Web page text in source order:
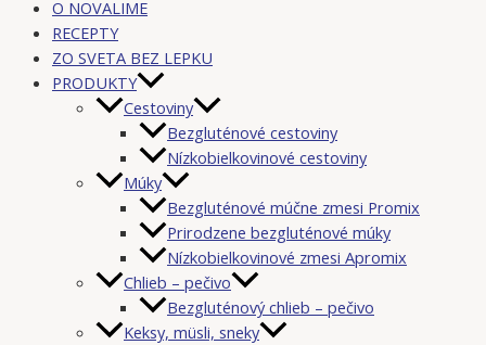
O NOVALIME
RECEPTY
ZO SVETA BEZ LEPKU
PRODUKTY
Cestoviny
Bezgluténové cestoviny
Nízkobielkovinové cestoviny
Múky
Bezgluténové múčne zmesi Promix
Prirodzene bezgluténové múky
Nízkobielkovinové zmesi Apromix
Chlieb – pečivo
Bezgluténový chlieb – pečivo
Keksy, müsli, sneky